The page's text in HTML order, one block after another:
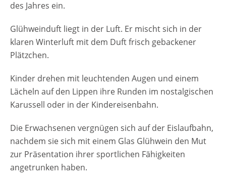
des Jahres ein.
Glühweinduft liegt in der Luft. Er mischt sich in der
klaren Winterluft mit dem Duft frisch gebackener
Plätzchen.
Kinder drehen mit leuchtenden Augen und einem
Lächeln auf den Lippen ihre Runden im nostalgischen
Karussell oder in der Kindereisenbahn.
Die Erwachsenen vergnügen sich auf der Eislaufbahn,
nachdem sie sich mit einem Glas Glühwein den Mut
zur Präsentation ihrer sportlichen Fähigkeiten
angetrunken haben.